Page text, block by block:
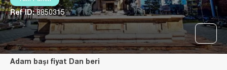
Ref ID:8850315
Adam başı fiyat Dan beri